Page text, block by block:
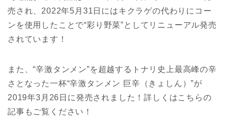
売され、2022年5月31日にはキクラゲの代わりにコー
ンを使用したことで“彩り野菜”としてリニューアル発売
されています！
また、“辛激タンメン”を超越するトナリ史上最高峰の辛
さとなった一杯“辛激タンメン 巨辛（きょしん）”が
2019年3月26日に発売されました！詳しくはこちらの
記事もご覧ください！